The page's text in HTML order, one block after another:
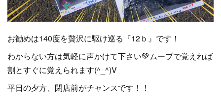
お勧めは140度を贅沢に駆け巡る『12ｂ』です！
わからない方は気軽に声かけて下さい💚ムーブで覚えれば
割とすぐに覚えられます(^_^)V
平日の夕方、閉店前がチャンスです！！